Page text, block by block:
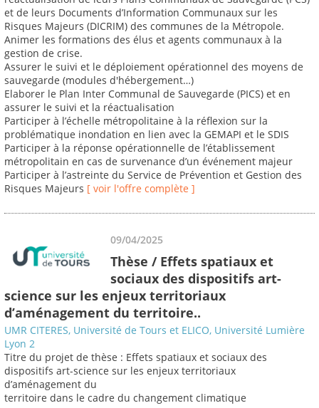
et de leurs Documents d’Information Communaux sur les
Risques Majeurs (DICRIM) des communes de la Métropole.
Animer les formations des élus et agents communaux à la
gestion de crise.
Assurer le suivi et le déploiement opérationnel des moyens de
sauvegarde (modules d'hébergement…)
Elaborer le Plan Inter Communal de Sauvegarde (PICS) et en
assurer le suivi et la réactualisation
Participer à l’échelle métropolitaine à la réflexion sur la
problématique inondation en lien avec la GEMAPI et le SDIS
Participer à la réponse opérationnelle de l’établissement
métropolitain en cas de survenance d’un événement majeur
Participer à l’astreinte du Service de Prévention et Gestion des
Risques Majeurs [ voir l'offre complète ]
09/04/2025
Thèse / Effets spatiaux et
sociaux des dispositifs art-
science sur les enjeux territoriaux
d’aménagement du territoire..
UMR CITERES, Université de Tours et ELICO, Université Lumière
Lyon 2
Titre du projet de thèse : Effets spatiaux et sociaux des
dispositifs art-science sur les enjeux territoriaux
d’aménagement du
territoire dans le cadre du changement climatique